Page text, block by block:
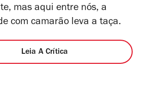
mas aqui entre nós, a
com camarão leva a taça.
Leia A Crítica